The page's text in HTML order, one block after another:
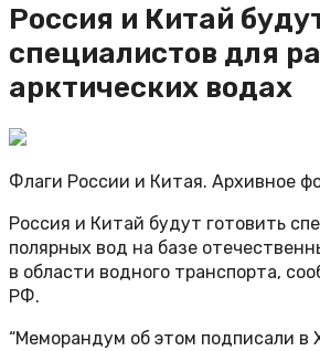
Россия и Китай
специалистов для
арктических водах
Флаги России и Китая. Архивное
Россия и Китай будут готовить
полярных вод на базе
в области водного транспорта,
РФ.
“Меморандум об этом подписали в